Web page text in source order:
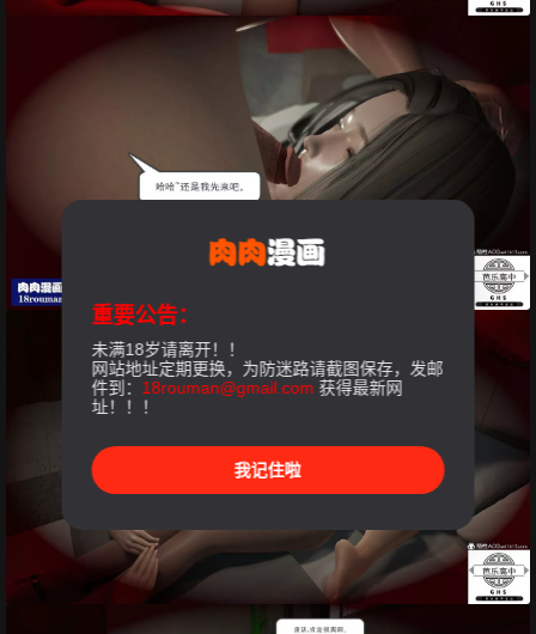
重要公告：
未满18岁请离开！！
网站地址定期更换，为防迷路请截图保存，发邮
件到： 18rouman@gmail.com 获得最新网
址！！！
我记住啦